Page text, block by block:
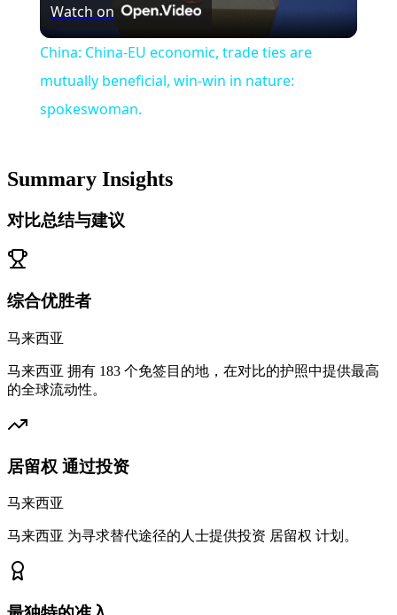
Video
Watch on
China: China-EU economic, trade ties are
mutually beneficial, win-win in nature:
spokeswoman.
Summary Insights
对比总结与建议
综合优胜者
马来西亚
马来西亚 拥有 183 个免签目的地，在对比的护照中提供最高
的全球流动性。
居留权 通过投资
马来西亚
马来西亚 为寻求替代途径的人士提供投资 居留权 计划。